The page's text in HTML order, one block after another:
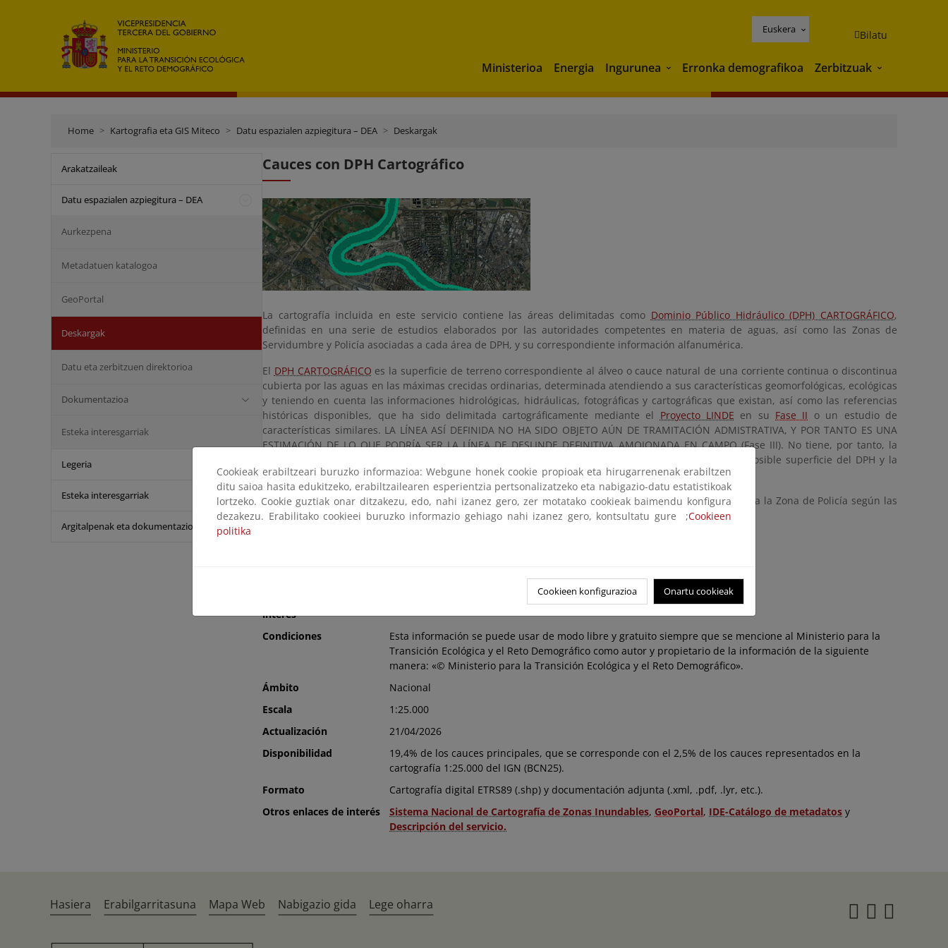
Euskera Bilatu
Ministerioa Energia Ingurunea Ingurunea
Erronka demografikoa Zerbitzuak Zerbitzuak
Home Kartografia eta GIS Miteco Datu espazialen azpiegitura – DEA Deskargak
Arakatzaileak
Datu espazialen azpiegitura – DEA
Aurkezpena
Metadatuen katalogoa
GeoPortal
Deskargak
Datu eta zerbitzuen direktorioa
Dokumentazioa
Esteka interesgarriak
Legeria
Esteka interesgarriak
Argitalpenak eta dokumentazioa
Cauces con DPH Cartográfico
La cartografía incluida en este servicio contiene las áreas delimitadas como Dominio Público Hidráulico (DPH) CARTOGRÁFICO,
definidas en una serie de estudios elaborados por las autoridades competentes en materia de aguas, así como las Zonas de
Servidumbre y Policía asociadas a cada área de DPH, y su correspondiente información alfanumérica.
El DPH CARTOGRÁFICO es la superficie de terreno correspondiente al álveo o cauce natural de una corriente continua o discontinua
cubierta por las aguas en las máximas crecidas ordinarias, determinada atendiendo a sus características geomorfológicas, ecológicas
y teniendo en cuenta las informaciones hidrológicas, hidráulicas, fotográficas y cartográficas que existan, así como las referencias
históricas disponibles, que ha sido delimitada cartográficamente mediante el Proyecto LINDE en su Fase II o un estudio de
características similares. LA LÍNEA ASÍ DEFINIDA NO HA SIDO OBJETO AÚN DE TRAMITACIÓN ADMISTRATIVA, Y POR TANTO ES UNA
ESTIMACIÓN DE LO QUE PODRÍA SER LA LÍNEA DE DESLINDE DEFINITIVA AMOJONADA EN CAMPO (Fase III). No tiene, por tanto, la
misma validez jurídica que el deslinde, pero sí proporciona información de gran utilidad sobre la posible superficie del DPH y la
localización de las avenidas ordinarias.
A partir de la superficie así delimitada se calcula el área correspondiente a la Zona de Servidumbre y a la Zona de Policía según las
definiciones incluidas en el RDPH.
interés
Fichero Layer de ArcGIS (.lyr) de los Cauces con DPH Cartográfico
Condiciones
Esta información se puede usar de modo libre y gratuito siempre que se mencione al Ministerio para la
Transición Ecológica y el Reto Demográfico como autor y propietario de la información de la siguiente
manera: «© Ministerio para la Transición Ecológica y el Reto Demográfico».
Ámbito
Nacional
Escala
1:25.000
Actualización
21/04/2026
Disponibilidad
19,4% de los cauces principales, que se corresponde con el 2,5% de los cauces representados en la
cartografía 1:25.000 del IGN (BCN25).
Formato
Cartografía digital ETRS89 (.shp) y documentación adjunta (.xml, .pdf, .lyr, etc.).
Otros enlaces de interés
Sistema Nacional de Cartografía de Zonas Inundables, GeoPortal, IDE-Catálogo de metadatos y
Descripción del servicio.
Cookieak erabiltzeari buruzko informazioa: Webgune honek cookie propioak eta hirugarrenenak erabiltzen
ditu saioa hasita edukitzeko, erabiltzailearen esperientzia pertsonalizatzeko eta nabigazio-datu estatistikoak
lortzeko. Cookie guztiak onar ditzakezu, edo, nahi izanez gero, zer motatako cookieak baimendu konfigura
dezakezu. Erabilitako cookieei buruzko informazio gehiago nahi izanez gero, kontsultatu gure ;Cookieen
politika
Cookieen konfigurazioa Onartu cookieak
Hasiera Erabilgarritasuna Mapa Web Nabigazio gida Lege oharra Twitter